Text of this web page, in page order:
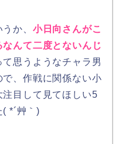
か、 小日向さんがこ
なんて二度とないんじ
て思うようなチャラ男
で、作戦に関係ない小
注目して見てほしい5
*´艸｀)